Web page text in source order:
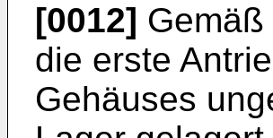
[0012]
die erste
Gehäuses